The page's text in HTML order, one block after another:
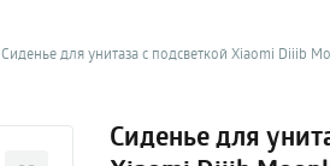
Сиденье для унитаза с подсветкой Xiaomi Diiib
Сиденье для